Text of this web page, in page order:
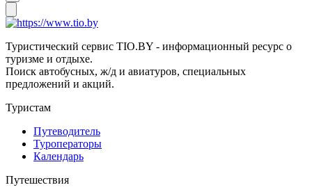
Туристический сервис TIO.BY - информационный ресурс о
туризме и отдыхе.
Поиск автобусных, ж/д и авиатуров, специальных
предложений и акций.
Туристам
Путеводитель
Туроператоры
Календарь
Путешествия